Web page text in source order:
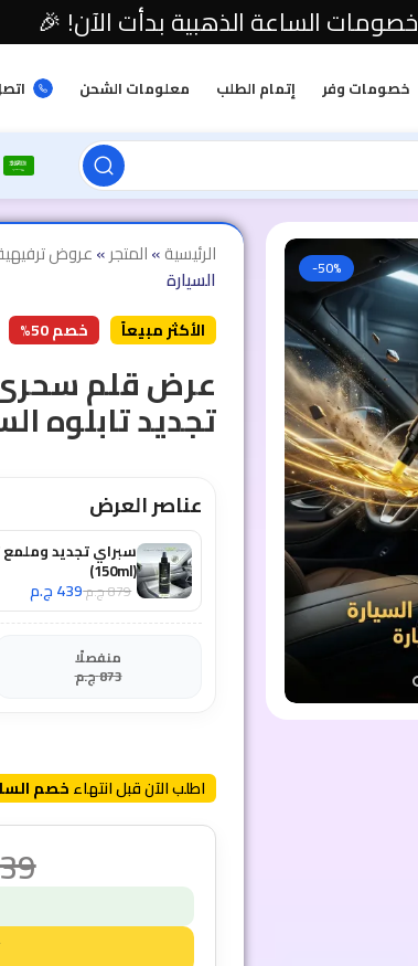
خصومات وفر إتمام الطلب معلومات الشحن
-50% الرئيسية»المتجر»عروض
السيارة
الأكثر مبيعاً خصم 50%
عرض قلم سحرى
تجديد تابلوه
عناصر العرض
سبراي تجديد وملمع
(150ml)
879ج.م439ج.م
منفصلًا
873ج.م
اطلب الآن قبل انتهاءخصم
خصومات الساعة الذهبية بدأت الآن! 🎉